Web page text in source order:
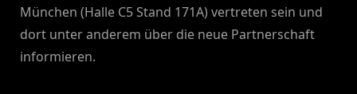
München (Halle C5 Stand 171A) vertreten sein und
dort unter anderem über die neue Partnerschaft
informieren.